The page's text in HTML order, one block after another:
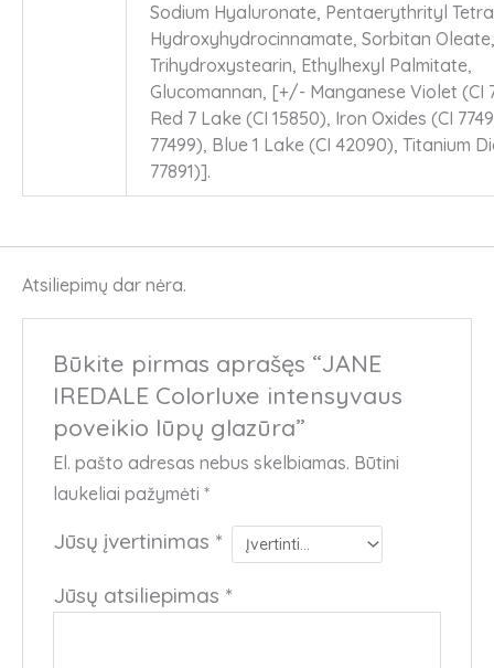
Sodium Hyaluronate, Pentaerythrityl
Hydroxyhydrocinnamate, Sorbitan
Trihydroxystearin, Ethylhexyl Palmitate,
Glucomannan, [+/- Manganese Violet (CI
Red 7 Lake (CI 15850), Iron Oxides (CI
77499), Blue 1 Lake (CI 42090), Titanium
77891)].
Atsiliepimų dar nėra.
Būkite pirmas aprašęs “JANE
IREDALE Colorluxe intensyvaus
poveikio lūpų glazūra”
El. pašto adresas nebus skelbiamas. Būtini
laukeliai pažymėti *
Jūsų įvertinimas *
Jūsų atsiliepimas *